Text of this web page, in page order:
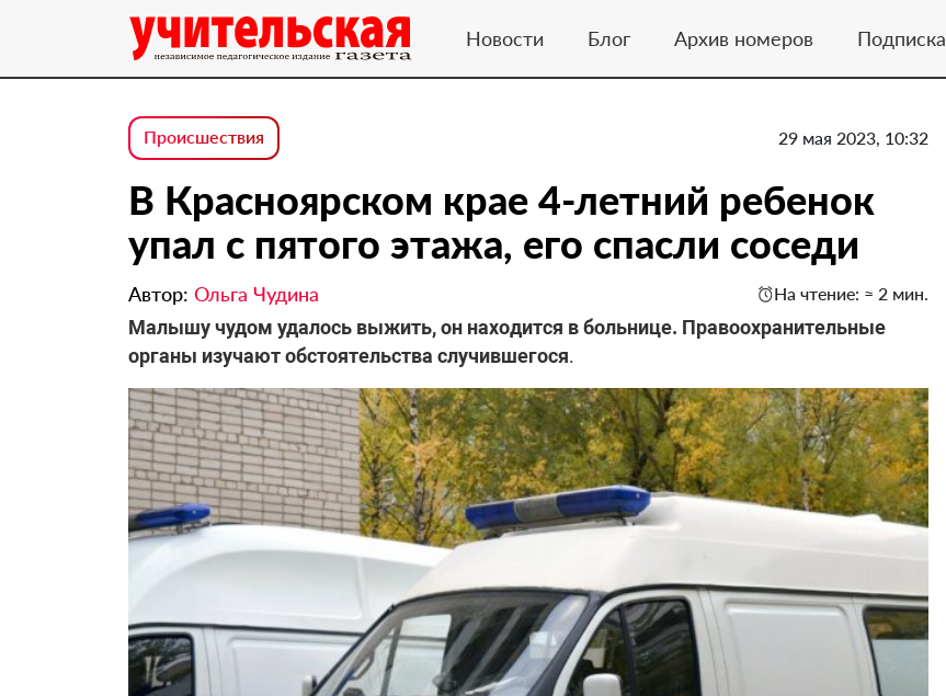
Новости Блог Архив номеров Подписка
Происшествия 29 мая 2023, 10:32
В Красноярском крае 4-летний ребенок
упал с пятого этажа, его спасли соседи
Автор: Ольга Чудина На чтение: ≈ 2 мин.
Малышу чудом удалось выжить, он находится в больнице. Правоохранительные
органы изучают обстоятельства случившегося.